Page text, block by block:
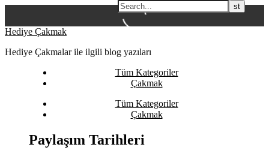
Skip
content
Hediye Çakmak
Hediye Çakmalar ile ilgili blog yazıları
Tüm Kategoriler
Çakmak
Tüm Kategoriler
Çakmak
Paylaşım Tarihleri